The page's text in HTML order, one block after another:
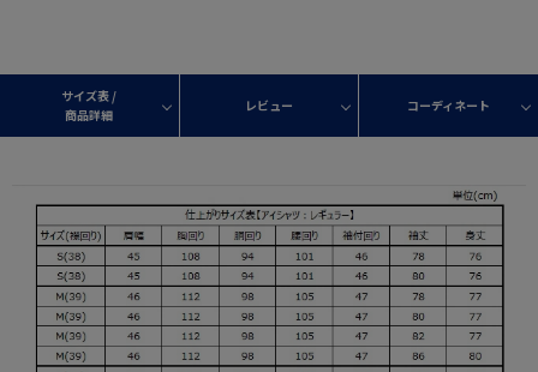
サイズ表 /
商品詳細
レビュー コーディネート